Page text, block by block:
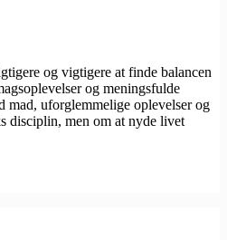
og vigtigere at finde balancen
og meningsfulde
mad, uforglemmelige oplevelser og
disciplin, men om at nyde livet